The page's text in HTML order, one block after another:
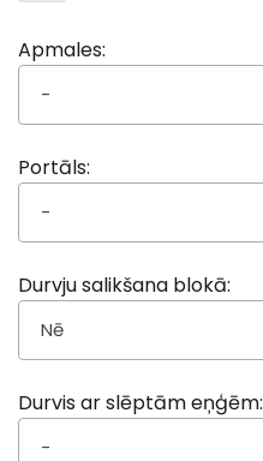
Apmales:
-
Portāls:
-
Durvju salikšana blokā:
Nē
Durvis ar slēptām eņģēm:
-